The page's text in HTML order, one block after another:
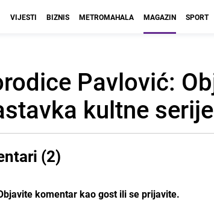
VIJESTI BIZNIS METROMAHALA MAGAZIN SPORT
Pavlović:
kultne
(2)
komentar kao gost ili se prijavite.